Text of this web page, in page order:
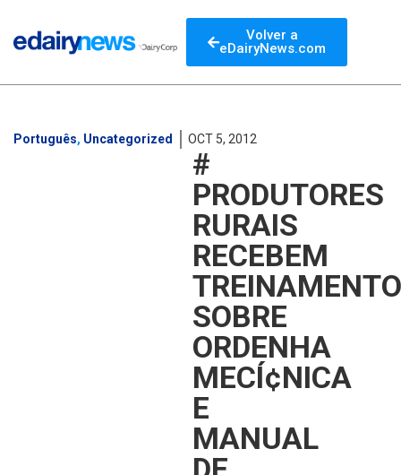
Volver a
eDairyNews.com
Português, Uncategorized OCT 5, 2012
#
PRODUTORES
RURAIS
RECEBEM
TREINAMENTO
SOBRE
ORDENHA
MECÍ¢NICA
E
MANUAL